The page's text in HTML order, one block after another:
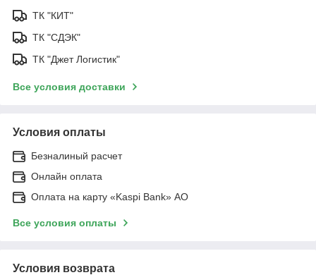
ТК "КИТ"
ТК "СДЭК"
ТК "Джет Логистик"
Все условия доставки
Условия оплаты
Безналиный расчет
Онлайн оплата
Оплата на карту «Kaspi Bank» АО
Все условия оплаты
Условия возврата